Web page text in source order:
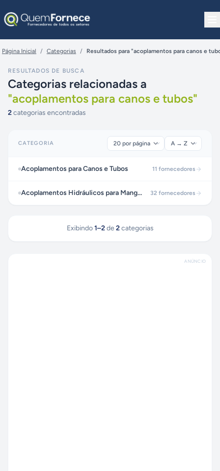
Página Inicial / Categorias / Resultados para "acoplamentos para canos e
RESULTADOS DE BUSCA
Categorias relacionadas a
"acoplamentos para canos e tubos"
2categorias encontradas
CATEGORIA
Acoplamentos para Canos e Tubos 11 fornecedores
Acoplamentos Hidráulicos para Mangueiras e Tubos 32 fornecedores
Exibindo 1–2 de 2 categorias
ANÚNCIO